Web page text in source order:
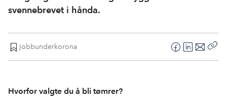
svennebrevet i hånda.
jobbunderkorona
F
a
L
i
E
-
Hvorfor valgte du å bli tømrer?